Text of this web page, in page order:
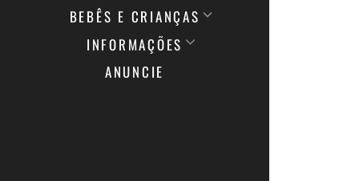
BEBÊS E CRIANÇAS
INFORMAÇÕES
ANUNCIE